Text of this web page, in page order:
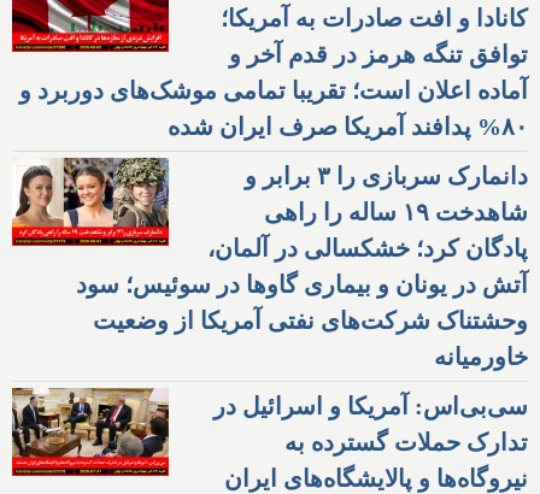
کانادا و افت صادرات به آمریکا؛
توافق تنگه هرمز در قدم آخر و
آماده اعلان است؛ تقریبا تمامی موشک‌های دوربرد و
۸۰% پدافند آمریکا صرف ایران شده
دانمارک سربازی را ۳ برابر و
شاهدخت ۱۹ ساله را راهی
پادگان کرد؛ خشکسالی در آلمان،
آتش در یونان و بیماری گاوها در سوئیس؛ سود
وحشتناک شرکت‌های نفتی آمریکا از وضعیت
خاورمیانه
سی‌بی‌اس: آمریکا و اسرائیل در
تدارک حملات گسترده به
نیروگاه‌ها و پالایشگاه‌های ایران